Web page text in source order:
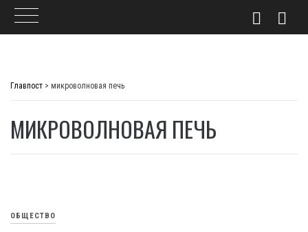
Главпост > микроволновая печь
МИКРОВОЛНОВАЯ ПЕЧЬ
ОБЩЕСТВО